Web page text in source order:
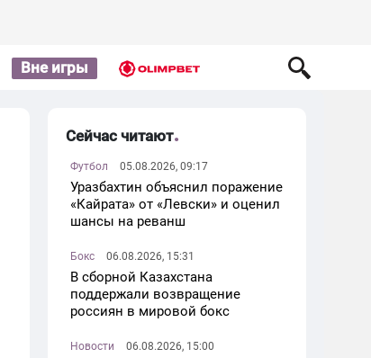
Вне игры
Сейчас читают
Футбол 05.08.2026, 09:17
Уразбахтин объяснил поражение
«Кайрата» от «Левски» и оценил
шансы на реванш
Бокс 06.08.2026, 15:31
В сборной Казахстана
поддержали возвращение
россиян в мировой бокс
Новости 06.08.2026, 15:00